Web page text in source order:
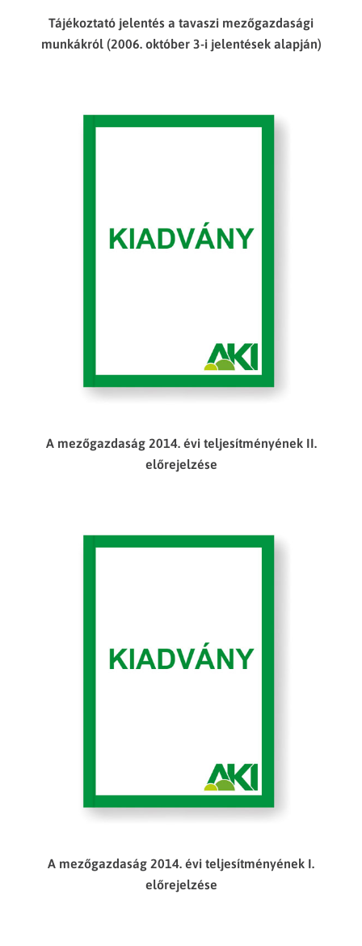
Tájékoztató jelentés a tavaszi mezőgazdasági
munkákról (2006. október 3-i jelentések alapján)
A mezőgazdaság 2014. évi teljesítményének II.
előrejelzése
A mezőgazdaság 2014. évi teljesítményének I.
előrejelzése